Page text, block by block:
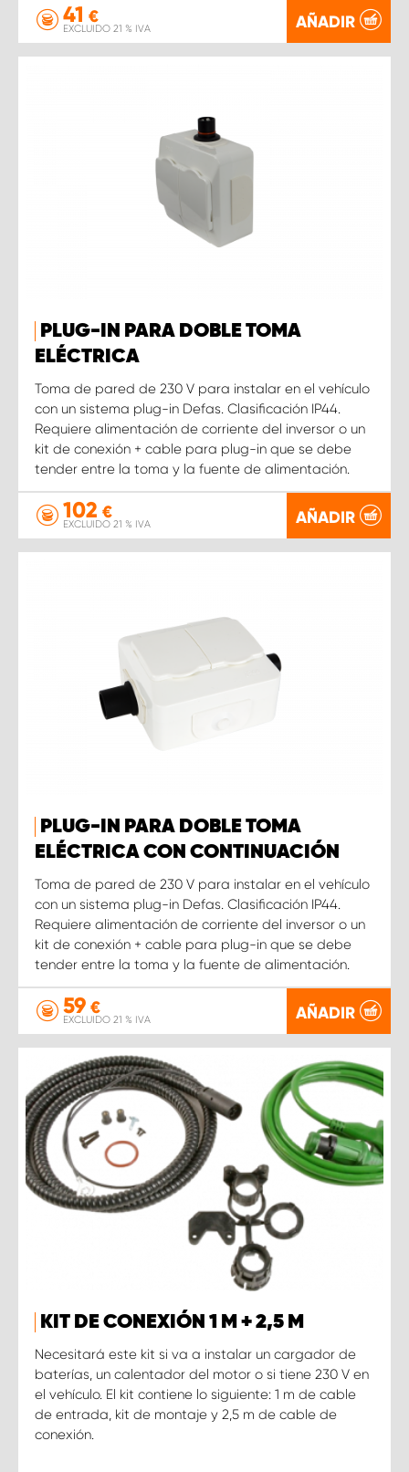
41 €
EXCLUIDO 21 % IVA AÑADIR
PLUG-IN PARA DOBLE TOMA
ELÉCTRICA
Toma de pared de 230 V para instalar en el vehículo
con un sistema plug-in Defas. Clasificación IP44.
Requiere alimentación de corriente del inversor o un
kit de conexión + cable para plug-in que se debe
tender entre la toma y la fuente de alimentación.
102 €
EXCLUIDO 21 % IVA AÑADIR
PLUG-IN PARA DOBLE TOMA
ELÉCTRICA CON CONTINUACIÓN
Toma de pared de 230 V para instalar en el vehículo
con un sistema plug-in Defas. Clasificación IP44.
Requiere alimentación de corriente del inversor o un
kit de conexión + cable para plug-in que se debe
tender entre la toma y la fuente de alimentación.
59 €
EXCLUIDO 21 % IVA AÑADIR
KIT DE CONEXIÓN 1 M + 2,5 M
Necesitará este kit si va a instalar un cargador de
baterías, un calentador del motor o si tiene 230 V en
el vehículo. El kit contiene lo siguiente: 1 m de cable
de entrada, kit de montaje y 2,5 m de cable de
conexión.